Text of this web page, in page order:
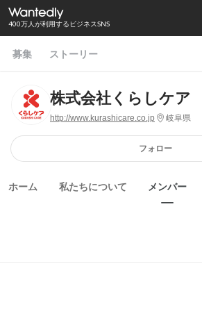
400万人が利用するビジネスSNS
募集 ストーリー
株式会社くらしケア
http://www.kurashicare.co.jp 岐阜県
フォロー
ホーム 私たちについて メンバー